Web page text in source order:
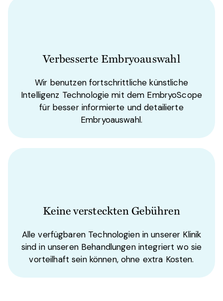
Verbesserte Embryoauswahl
Wir benutzen fortschrittliche künstliche
Intelligenz Technologie mit dem EmbryoScope
für besser informierte und detailierte
Embryoauswahl.
Keine versteckten Gebühren
Alle verfügbaren Technologien in unserer Klinik
sind in unseren Behandlungen integriert wo sie
vorteilhaft sein können, ohne extra Kosten.